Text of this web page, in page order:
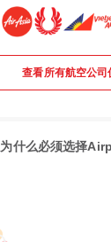
查看所有航空公司
为什么必须选择